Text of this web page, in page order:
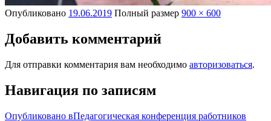
Опубликовано 19.06.2019 Полный размер 900 × 600
Добавить комментарий
Для отправки комментария вам необходимо авторизоваться.
Навигация по записям
Опубликовано вПедагогическая конференция работников